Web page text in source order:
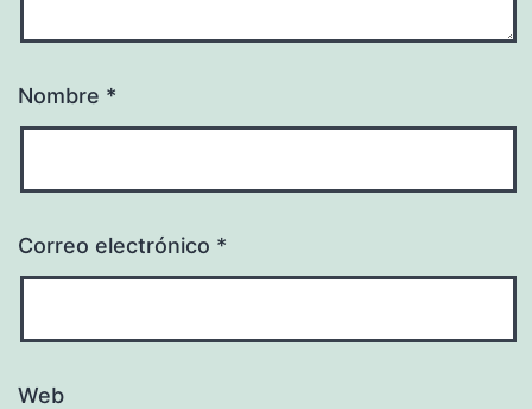
Nombre *
Correo electrónico *
Web